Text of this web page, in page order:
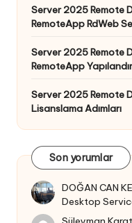
Server 2025 Remote
RemoteApp RdWeb
Server 2025 Remote
RemoteApp
Server 2025 Remote
Lisanslama Adımları
Son yorumlar
DOĞAN CAN
Desktop